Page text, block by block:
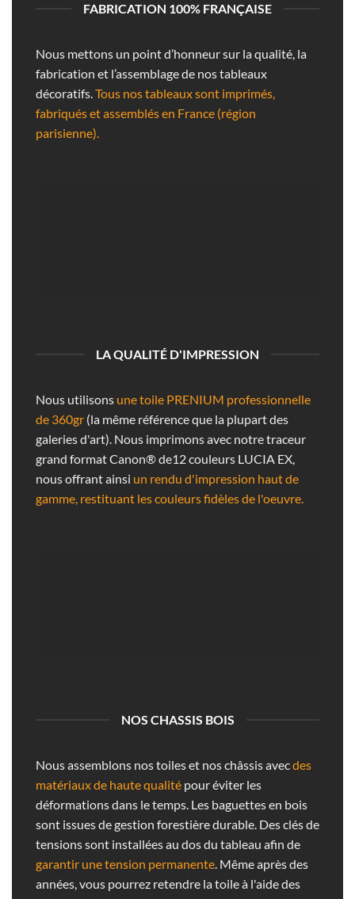
FABRICATION 100% FRANÇAISE
Nous mettons un point d’honneur sur la qualité, la
fabrication et l’assemblage de nos tableaux
décoratifs.Tous nos tableaux sont imprimés,
fabriqués et assemblés en France (région
parisienne).
LA QUALITÉ D'IMPRESSION
Nous utilisons une toile PRENIUM professionnelle
de 360gr (la même référence que la plupart des
galeries d'art). Nous imprimons avec notre traceur
grand format Canon® de12 couleurs LUCIA EX,
nous offrant ainsi un rendu d'impression haut de
gamme, restituant les couleurs fidèles de l'oeuvre.
NOS CHASSIS BOIS
Nous assemblons nos toiles et nos châssis avecdes
matériaux de haute qualité pour éviter les
déformations dans le temps. Les baguettes en bois
sont issues de gestion forestière durable. Des clés de
tensions sont installées au dos du tableau afin de
garantir une tension permanente. Même après des
années, vous pourrez retendre la toile à l'aide des